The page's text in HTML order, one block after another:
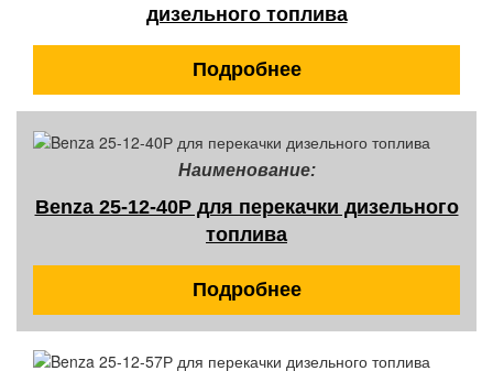
дизельного топлива
Подробнее
Наименование:
Benza 25-12-40Р для перекачки дизельного
топлива
Подробнее